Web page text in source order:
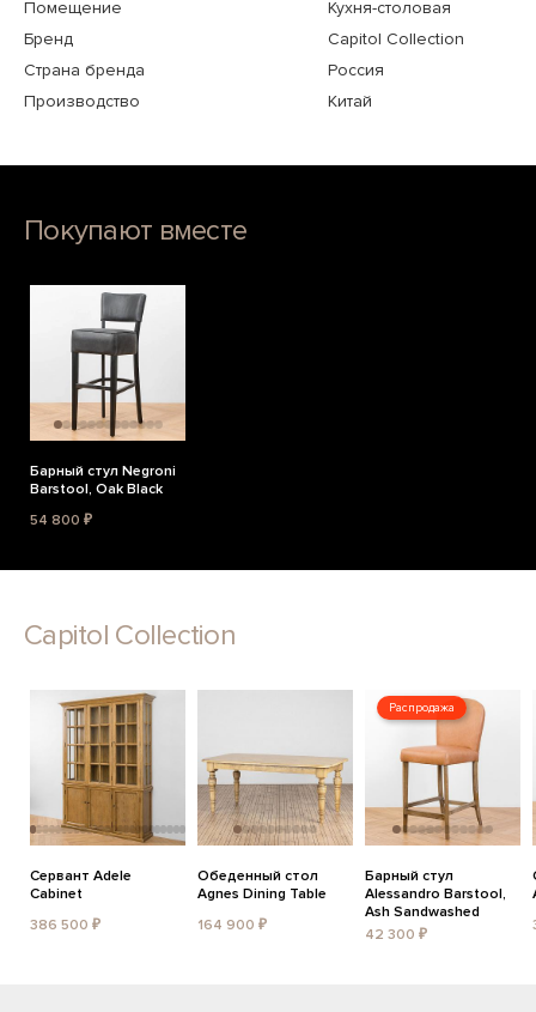
Помещение
Кухня-столовая
Бренд
Capitol Collection
Страна бренда
Россия
Производство
Китай
Покупают вместе
Барный стул Negroni
Barstool, Oak Black
54 800 ₽
Capitol Collection
Сервант Adele
Cabinet
386 500 ₽
Обеденный стол
Agnes Dining Table
164 900 ₽
Распродажа
Барный стул
Alessandro Barstool,
Ash Sandwashed
42 300 ₽